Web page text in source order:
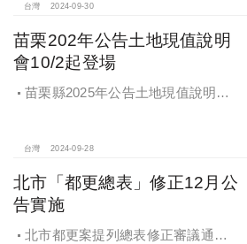
台灣 2024-09-30
苗栗202年公告土地現值說明
會10/2起登場
苗栗縣2025年公告土地現值說明會
台灣 2024-09-28
北市「都更總表」修正12月公
告實施
北市都更案提列總表修正審議通過